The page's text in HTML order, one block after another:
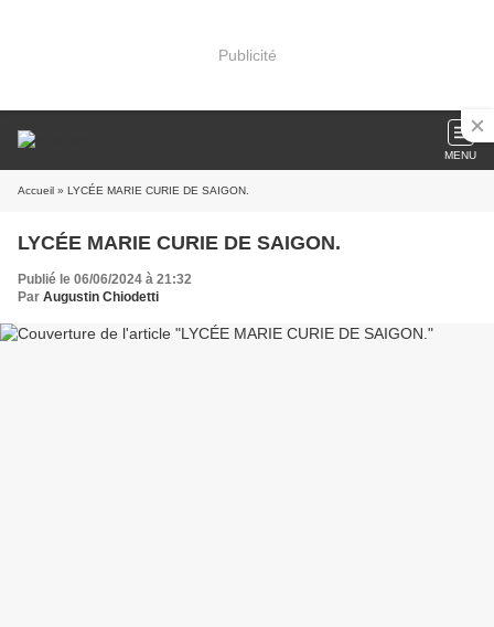
Publicité
MENU
Accueil » LYCÉE MARIE CURIE DE SAIGON.
LYCÉE MARIE CURIE DE SAIGON.
Publié le 06/06/2024 à 21:32
Par Augustin Chiodetti